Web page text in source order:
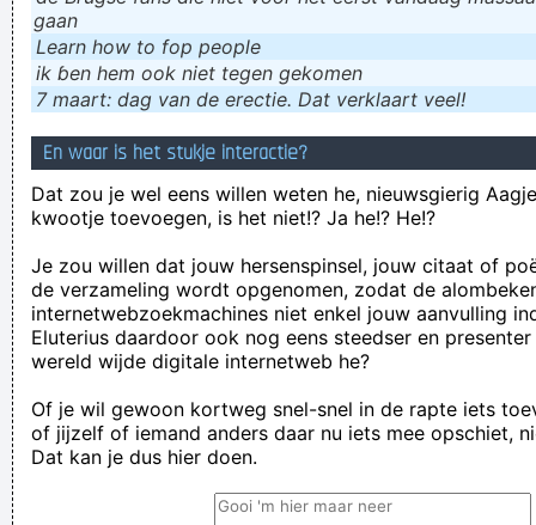
gaan
Learn how to fop people
ik ɓen hem ook niet tegen gekomen
7 maart: dag van de erectie. Dat verklaart veel!
En waar is het stukje interactie?
Dat zou je wel eens willen weten he, nieuwsgierig
kwootje toevoegen, is het niet!? Ja he!? He!?
Je zou willen dat jouw hersenspinsel, jouw citaat of
de verzameling wordt opgenomen, zodat de
internetwebzoekmachines niet enkel jouw aanvulling
Eluterius daardoor ook nog eens steedser en
wereld wijde digitale internetweb he?
Of je wil gewoon kortweg snel-snel in de rapte iets
of jijzelf of iemand anders daar nu iets mee opschiet,
Dat kan je dus hier doen.